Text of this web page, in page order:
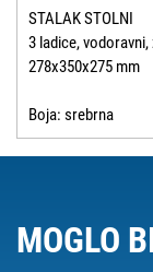
STALAK STOLNI
3 ladice,
278x350x275 mm
Boja: srebrna
MOGLO